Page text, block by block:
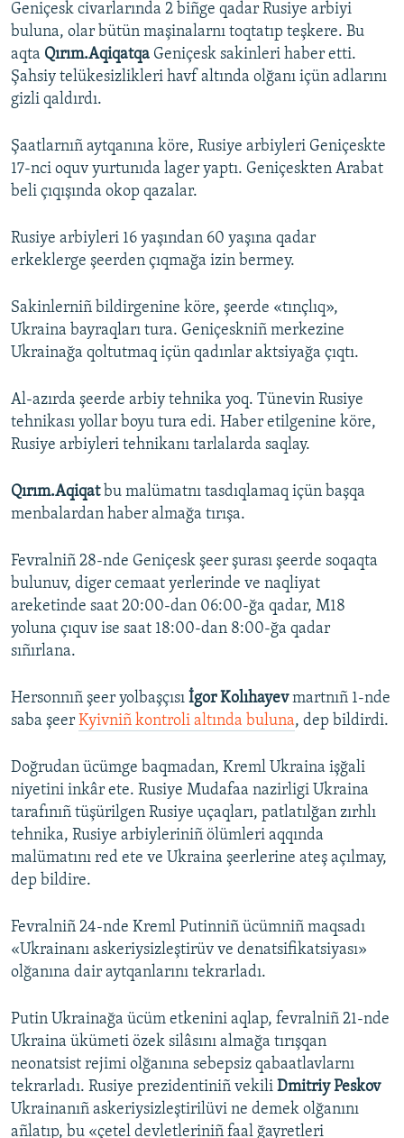
RFE/RS bütün saytları
Geniçesk civarlarında 2 biñge qadar Rusiye arbiyi
buluna, olar bütün maşinalarnı toqtatıp teşkere. Bu
aqta Qırım.Aqiqatqa Geniçesk sakinleri haber etti.
Şahsiy telükesizlikleri havf altında olğanı içün adlarını
gizli qaldırdı.
Şaatlarnıñ aytqanına köre, Rusiye arbiyleri Geniçeskte
17-nci oquv yurtunıda lager yaptı. Geniçeskten Arabat
beli çıqışında okop qazalar.
Rusiye arbiyleri 16 yaşından 60 yaşına qadar
erkeklerge şeerden çıqmağa izin bermey.
Sakinlerniñ bildirgenine köre, şeerde «tınçlıq»,
Ukraina bayraqları tura. Geniçeskniñ merkezine
Ukrainağa qoltutmaq içün qadınlar aktsiyağa çıqtı.
Al-azırda şeerde arbiy tehnika yoq. Tünevin Rusiye
tehnikası yollar boyu tura edi. Haber etilgenine köre,
Rusiye arbiyleri tehnikanı tarlalarda saqlay.
Qırım.Aqiqat bu malümatnı tasdıqlamaq içün başqa
menbalardan haber almağa tırışa.
Fevralniñ 28-nde Geniçesk şeer şurası şeerde soqaqta
bulunuv, diger cemaat yerlerinde ve naqliyat
areketinde saat 20:00-dan 06:00-ğa qadar, M18
yoluna çıquv ise saat 18:00-dan 8:00-ğa qadar
sıñırlana.
Hersonnıñ şeer yolbaşçısı İgor Kolıhayevmartnıñ 1-nde
saba şeer Kyivniñ kontroli altında buluna, dep bildirdi.
Doğrudan ücümge baqmadan, Kreml Ukraina işğali
niyetini inkâr ete. Rusiye Mudafaa nazirligi Ukraina
tarafınıñ tüşürilgen Rusiye uçaqları, patlatılğan zırhlı
tehnika, Rusiye arbiyleriniñ ölümleri aqqında
malümatını red ete ve Ukraina şeerlerine ateş açılmay,
dep bildire.
Fevralniñ 24-nde Kreml Putinniñ ücümniñ maqsadı
«Ukrainanı askeriysizleştirüv ve denatsifikatsiyası»
olğanına dair aytqanlarını tekrarladı.
Putin Ukrainağa ücüm etkenini aqlap, fevralniñ 21-nde
Ukraina ükümeti özek silâsını almağa tırışqan
neonatsist rejimi olğanına sebepsiz qabaatlavlarnı
tekrarladı. Rusiye prezidentiniñ vekili Dmitriy Peskov
Ukrainanıñ askeriysizleştirilüvi ne demek olğanını
añlatıp, bu «çetel devletleriniñ faal ğayretleri